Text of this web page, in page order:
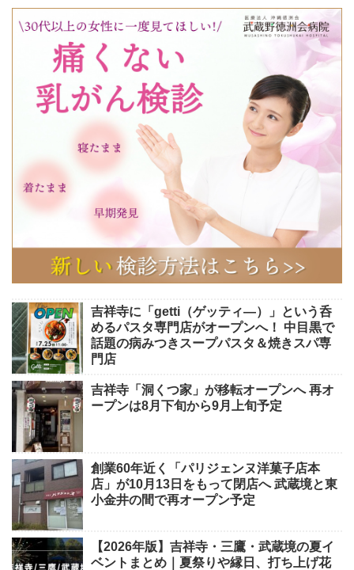
吉祥寺に「getti（ゲッティ―）」という呑
めるパスタ専門店がオープンへ！ 中目黒で
話題の病みつきスープパスタ＆焼きスパ専
門店
吉祥寺「洞くつ家」が移転オープンへ 再オ
ープンは8月下旬から9月上旬予定
創業60年近く「パリジェンヌ洋菓子店本
店」が10月13日をもって閉店へ 武蔵境と東
小金井の間で再オープン予定
【2026年版】吉祥寺・三鷹・武蔵境の夏イ
ベントまとめ｜夏祭りや縁日、打ち上げ花